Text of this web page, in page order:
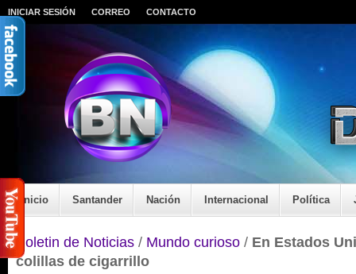
INICIAR SESIÓN CORREO CONTACTO
Inicio Santander Nación Internacional Política
Boletin de Noticias / Mundo curioso / En Estados
colillas de cigarrillo